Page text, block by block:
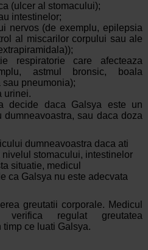
(ulcer al stomacului);
intestinelor;
nervos (de exemplu, epilepsia
al miscarilor corpului sau ale
respiratorie care afecteaza
astmul bronsic, boala
pneumonia);
urinei.
decide daca Galsya este un
dumneavoastra, sau daca doza
dumneavoastra daca ati
stomacului, intestinelor
situatie, medicul
ca Galsya nu este adecvata
greutatii corporale. Medicul
regulat greutatea
ce luati Galsya.